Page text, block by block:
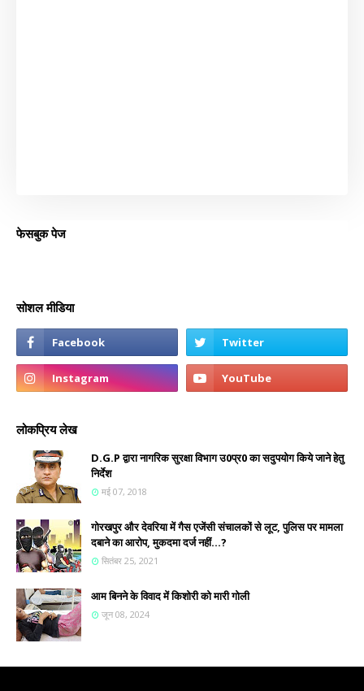
फेसबुक पेज
सोशल मीडिया
लोकप्रिय लेख
D.G.P द्वारा नागरिक सुरक्षा विभाग उ0प्र0 का सदुपयोग किये जाने हेतु
निर्देश
मई 07, 2018
गोरखपुर और देवरिया में गैस एजेंसी संचालकों से लूट, पुलिस पर मामला
दबाने का आरोप, मुकदमा दर्ज नहीं...?
सितंबर 25, 2021
आम बिनने के विवाद में किशोरी को मारी गोली
जून 08, 2024